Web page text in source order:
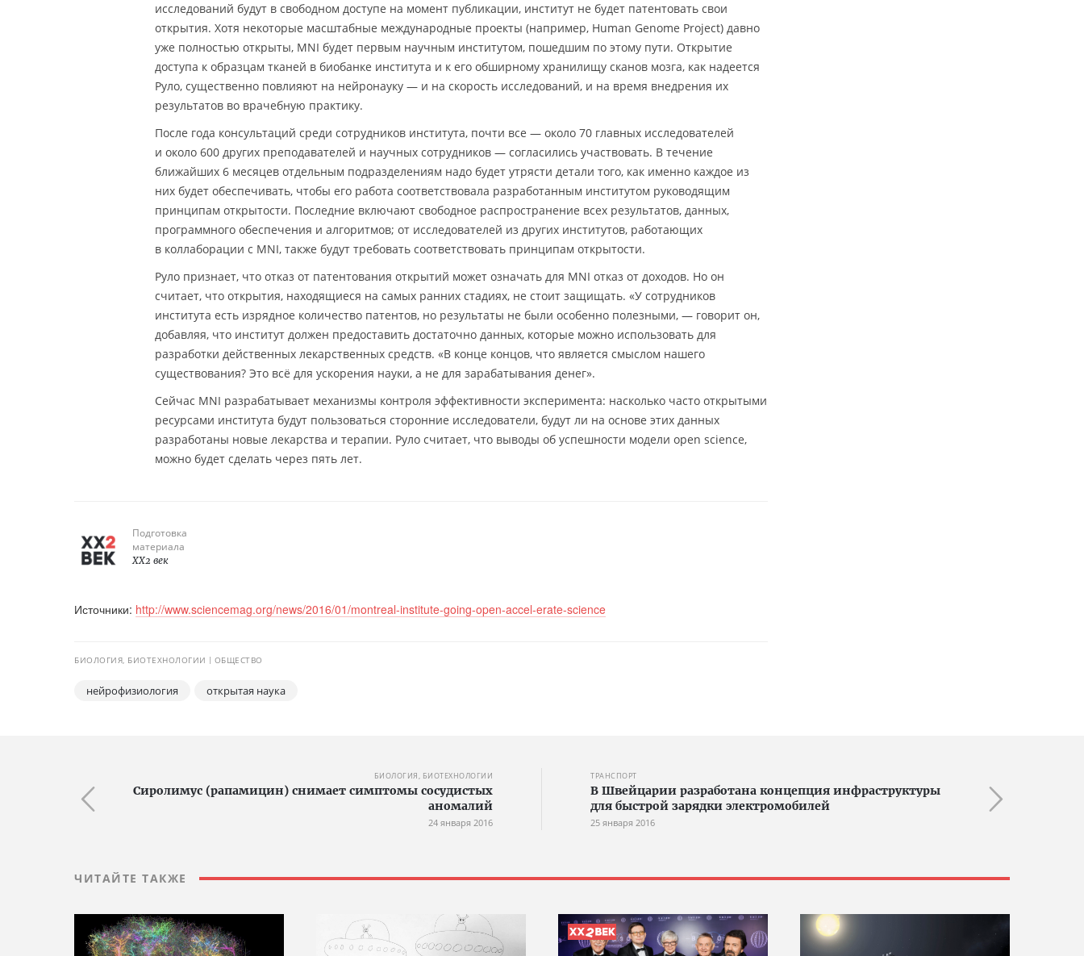
исследований будут в свободном доступе на момент публикации, институт не будет патентовать свои
открытия. Хотя некоторые масштабные международные проекты (например, Human Genome Project) давно
уже полностью открыты, MNI будет первым научным институтом, пошедшим по этому пути. Открытие
доступа к образцам тканей в биобанке института и к его обширному хранилищу сканов мозга, как надеется
Руло, существенно повлияют на нейронауку — и на скорость исследований, и на время внедрения их
результатов во врачебную практику.
После года консультаций среди сотрудников института, почти все — около 70 главных исследователей
и около 600 других преподавателей и научных сотрудников — согласились участвовать. В течение
ближайших 6 месяцев отдельным подразделениям надо будет утрясти детали того, как именно каждое из
них будет обеспечивать, чтобы его работа соответствовала разработанным институтом руководящим
принципам открытости. Последние включают свободное распространение всех результатов, данных,
программного обеспечения и алгоритмов; от исследователей из других институтов, работающих
в коллаборации с MNI, также будут требовать соответствовать принципам открытости.
Руло признает, что отказ от патентования открытий может означать для MNI отказ от доходов. Но он
считает, что открытия, находящиеся на самых ранних стадиях, не стоит защищать. «У сотрудников
института есть изрядное количество патентов, но результаты не были особенно полезными, — говорит он,
добавляя, что институт должен предоставить достаточно данных, которые можно использовать для
разработки действенных лекарственных средств. «В конце концов, что является смыслом нашего
существования? Это всё для ускорения науки, а не для зарабатывания денег».
Сейчас MNI разрабатывает механизмы контроля эффективности эксперимента: насколько часто открытыми
ресурсами института будут пользоваться сторонние исследователи, будут ли на основе этих данных
разработаны новые лекарства и терапии. Руло считает, что выводы об успешности модели open science,
можно будет сделать через пять лет.
Подготовка
материала
XX2 век
Источники: http://www.sciencemag.org/news/2016/01/montreal-institute-going-open-accel-erate-science
БИОЛОГИЯ, БИОТЕХНОЛОГИИ ОБЩЕСТВО
нейрофизиология открытая наука
БИОЛОГИЯ, БИОТЕХНОЛОГИИ
Сиролимус (рапамицин) снимает симптомы сосудистых
аномалий
24 января 2016
ТРАНСПОРТ
В Швейцарии разработана концепция инфраструктуры
для быстрой зарядки электромобилей
25 января 2016
ЧИТАЙТЕ ТАКЖЕ